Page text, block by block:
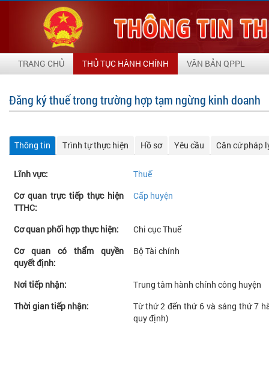
TRANG CHỦ THỦ TỤC HÀNH CHÍNH VĂN BẢN QPPL
Đăng ký thuế trong trường hợp tạm ngừng kinh doanh
Thông tin Trình tự thực hiện Hồ sơ Yêu cầu Căn cứ pháp
Lĩnh vực:
Thuế
Cơ quan trực tiếp thực hiện
TTHC:
Cấp huyện
Cơ quan phối hợp thực hiện:
Chi cục Thuế
Cơ quan có thẩm quyền
quyết định:
Bộ Tài chính
Nơi tiếp nhận:
Trung tâm hành chính công huyện
Thời gian tiếp nhận:
Từ thứ 2 đến thứ 6 và sáng thứ 7
quy định)